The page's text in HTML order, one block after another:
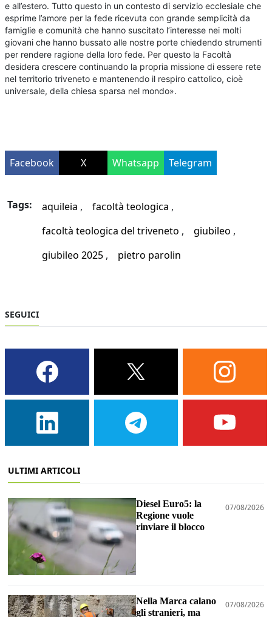
e all’estero. Tutto questo in un contesto di servizio ecclesiale che
esprime l’amore per la fede ricevuta con grande semplicità da
famiglie e comunità che hanno suscitato l’interesse nei molti
giovani che hanno bussato alle nostre porte chiedendo strumenti
per rendere ragione della loro fede. Per questo la Facoltà
desidera crescere continuando la propria missione di essere rete
nel territorio triveneto e mantenendo il respiro cattolico, cioè
universale, della chiesa sparsa nel mondo».
Facebook X Whatsapp Telegram
Tags: aquileia
facoltà teologica
facoltà teologica del triveneto
giubileo
giubileo 2025
pietro parolin
SEGUICI
ULTIMI ARTICOLI
Diesel Euro5: la
Regione vuole
rinviare il blocco
07/08/2026
Nella Marca calano
gli stranieri, ma
07/08/2026